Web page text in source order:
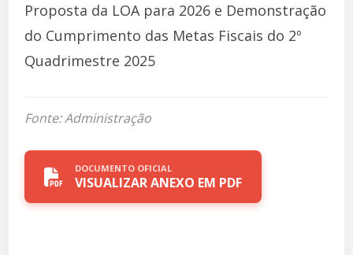
Proposta da LOA para 2026 e Demonstração
do Cumprimento das Metas Fiscais do 2º
Quadrimestre 2025
Fonte: Administração
DOCUMENTO OFICIAL
VISUALIZAR ANEXO EM PDF